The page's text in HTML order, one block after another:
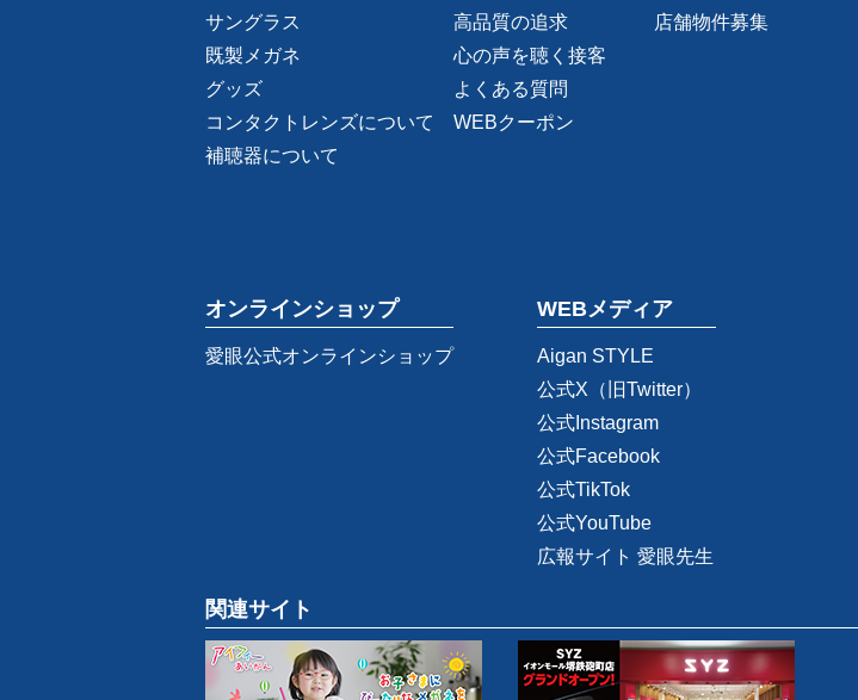
サングラス
既製メガネ
グッズ
コンタクトレンズについて
補聴器について
高品質の追求
心の声を聴く接客
よくある質問
WEBクーポン
店舗物件募集
オンラインショップ
愛眼公式オンラインショップ
WEBメディア
Aigan STYLE
公式X（旧Twitter）
公式Instagram
公式Facebook
公式TikTok
公式YouTube
広報サイト 愛眼先生
関連サイト